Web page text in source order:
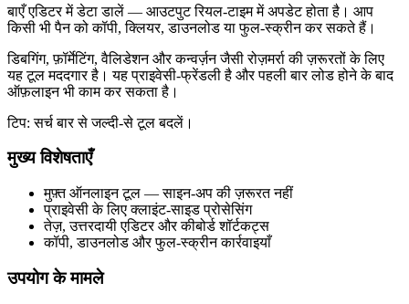
बाएँ एडिटर में डेटा डालें — आउटपुट रियल‑टाइम में अपडेट होता है। आप
किसी भी पैन को कॉपी, क्लियर, डाउनलोड या फुल‑स्क्रीन कर सकते हैं।
डिबगिंग, फ़ॉर्मेटिंग, वैलिडेशन और कन्वर्ज़न जैसी रोज़मर्रा की ज़रूरतों के लिए
यह टूल मददगार है। यह प्राइवेसी‑फ्रेंडली है और पहली बार लोड होने के बाद
ऑफ़लाइन भी काम कर सकता है।
टिप: सर्च बार से जल्दी‑से टूल बदलें।
मुख्य विशेषताएँ
मुफ़्त ऑनलाइन टूल — साइन‑अप की ज़रूरत नहीं
प्राइवेसी के लिए क्लाइंट‑साइड प्रोसेसिंग
तेज़, उत्तरदायी एडिटर और कीबोर्ड शॉर्टकट्स
कॉपी, डाउनलोड और फुल‑स्क्रीन कार्रवाइयाँ
उपयोग के मामले